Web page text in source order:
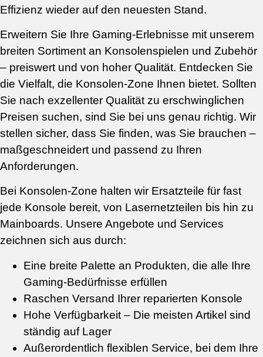
Effizienz wieder auf den neuesten Stand.
Erweitern Sie Ihre Gaming-Erlebnisse mit unserem
breiten Sortiment an Konsolenspielen und Zubehör
– preiswert und von hoher Qualität. Entdecken Sie
die Vielfalt, die Konsolen-Zone Ihnen bietet. Sollten
Sie nach exzellenter Qualität zu erschwinglichen
Preisen suchen, sind Sie bei uns genau richtig. Wir
stellen sicher, dass Sie finden, was Sie brauchen –
maßgeschneidert und passend zu Ihren
Anforderungen.
Bei Konsolen-Zone halten wir Ersatzteile für fast
jede Konsole bereit, von Lasernetzteilen bis hin zu
Mainboards. Unsere Angebote und Services
zeichnen sich aus durch:
Eine breite Palette an Produkten, die alle Ihre
Gaming-Bedürfnisse erfüllen
Raschen Versand Ihrer reparierten Konsole
Hohe Verfügbarkeit – Die meisten Artikel sind
ständig auf Lager
Außerordentlich flexiblen Service, bei dem Ihre